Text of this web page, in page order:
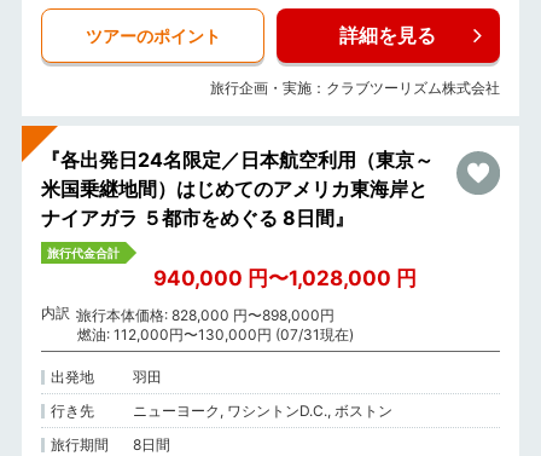
ツアーのポイント 詳細を見る
旅行企画・実施：クラブツーリズム株式会社
『各出発日24名限定／日本航空利用（東京～
米国乗継地間）はじめてのアメリカ東海岸と
ナイアガラ ５都市をめぐる 8日間』
旅行代金合計
940,000 円〜1,028,000 円
内訳 旅行本体価格: 828,000 円〜898,000円
燃油: 112,000円〜130,000円 (07/31現在)
出発地
羽田
行き先
ニューヨーク, ワシントンD.C., ボストン
旅行期間
8日間